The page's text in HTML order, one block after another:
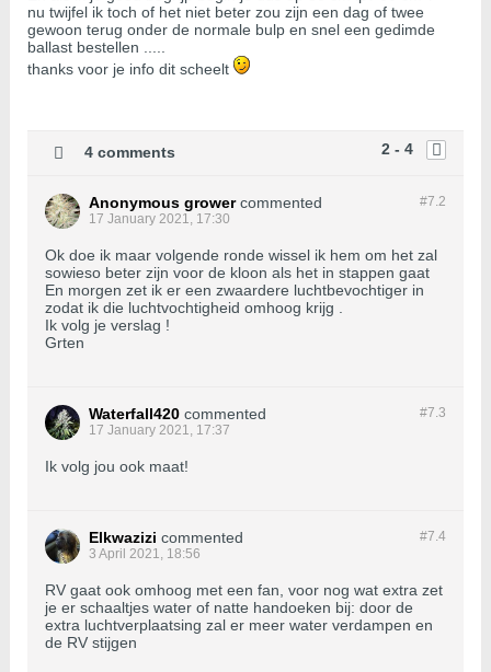
nu twijfel ik toch of het niet beter zou zijn een dag of twee
gewoon terug onder de normale bulp en snel een gedimde
ballast bestellen .....
thanks voor je info dit scheelt
2 - 4
4 comments
#7.2
Anonymous grower commented
17 January 2021, 17:30
Ok doe ik maar volgende ronde wissel ik hem om het zal
sowieso beter zijn voor de kloon als het in stappen gaat
En morgen zet ik er een zwaardere luchtbevochtiger in
zodat ik die luchtvochtigheid omhoog krijg .
Ik volg je verslag !
Grten
#7.3
Waterfall420 commented
17 January 2021, 17:37
Ik volg jou ook maat!
#7.4
Elkwazizi commented
3 April 2021, 18:56
RV gaat ook omhoog met een fan, voor nog wat extra zet
je er schaaltjes water of natte handoeken bij: door de
extra luchtverplaatsing zal er meer water verdampen en
de RV stijgen